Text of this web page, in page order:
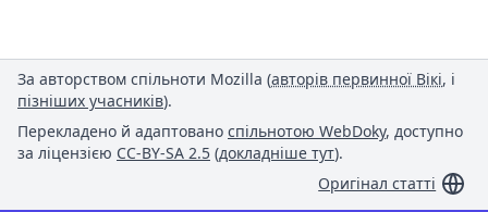
За авторством спільноти Mozilla (авторів первинної Вікі, і
пізніших учасників).
Перекладено й адаптовано спільнотою WebDoky, доступно
за ліцензією CC-BY-SA 2.5 (докладніше тут).
Оригінал статті